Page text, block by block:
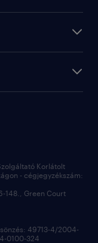
Korlátolt
- cégjegyzékszám:
148., Green Court
49713-4/2004-
0100-324